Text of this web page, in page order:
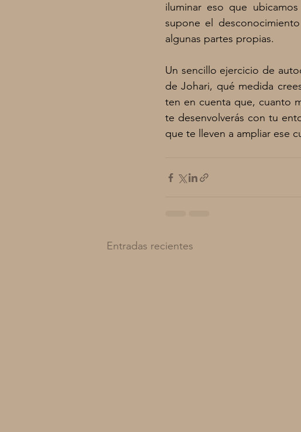
iluminar eso que
supone el
algunas partes propias.
Un sencillo ejercicio de
de Johari, qué medida
ten en cuenta que, cuanto
te desenvolverás con tu
que te lleven a ampliar ese
Entradas recientes